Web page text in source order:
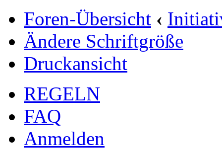
Foren-Übersicht ‹
Ändere Schriftgröße
Druckansicht
REGELN
FAQ
Anmelden